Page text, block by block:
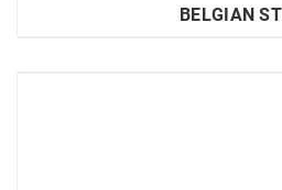
BELGIAN